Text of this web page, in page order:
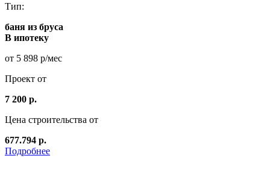
Тип:
баня из бруса
В ипотеку
от 5 898 р/мес
Проект от
7 200 р.
Цена строительства от
677.794 р.
Подробнее